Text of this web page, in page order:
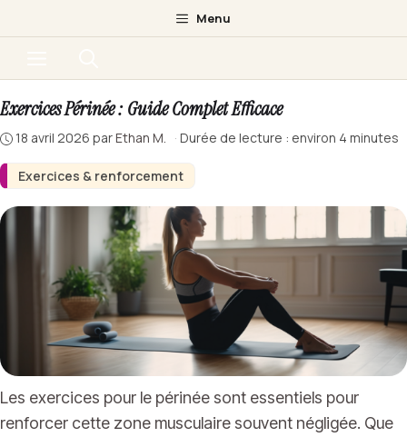
au
Menu
Exercices & renforcement
Exercices Périnée : Guide Complet Efficace
18 avril 2026 parEthan M. · Durée de lecture : environ 4 minutes
Les exercices pour le périnée sont essentiels pour
renforcer cette zone musculaire souvent négligée. Que